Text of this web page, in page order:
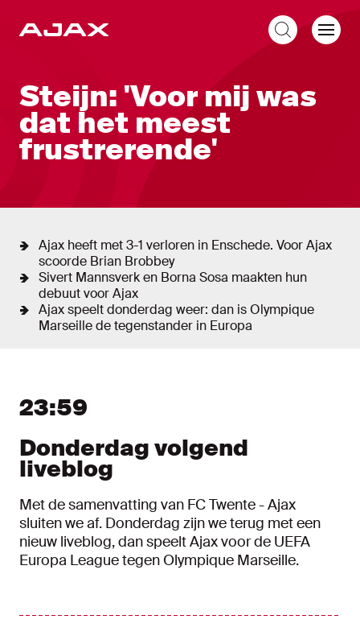
Liveblog
Steijn: 'Voor mij was
dat het meest
frustrerende'
Ajax heeft met 3-1 verloren in Enschede. Voor Ajax
scoorde Brian Brobbey
Sivert Mannsverk en Borna Sosa maakten hun
debuut voor Ajax
Ajax speelt donderdag weer: dan is Olympique
Marseille de tegenstander in Europa
23:59
Donderdag volgend
liveblog
Met de samenvatting van FC Twente - Ajax
sluiten we af. Donderdag zijn we terug met een
nieuw liveblog, dan speelt Ajax voor de UEFA
Europa League tegen Olympique Marseille.